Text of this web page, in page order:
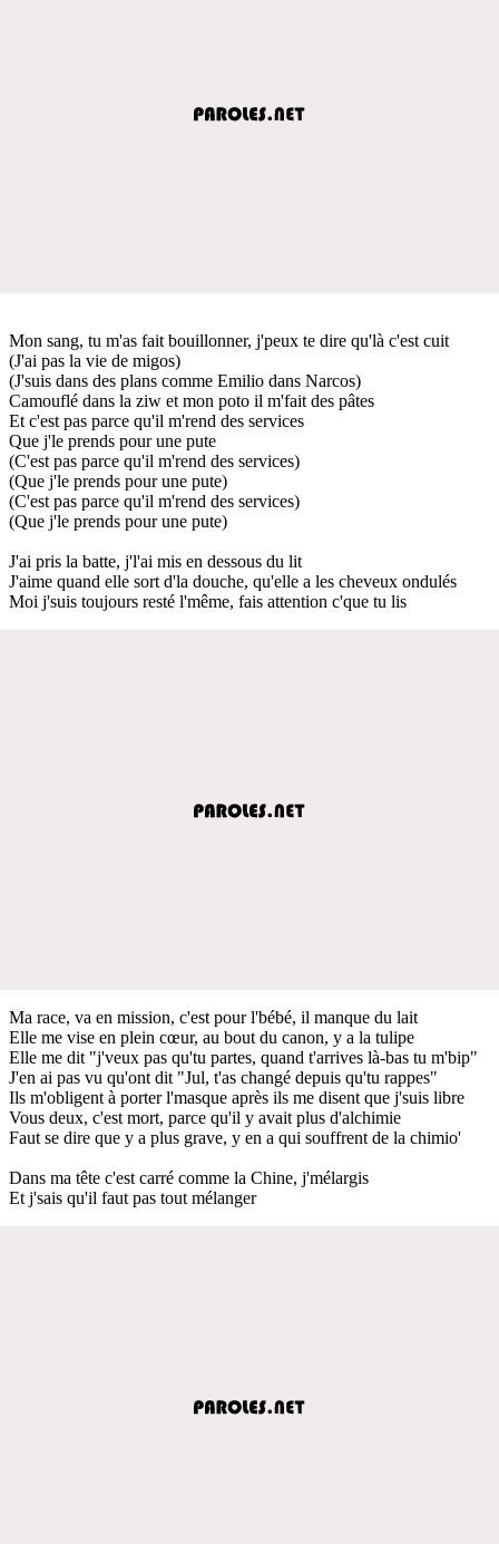
Mon sang, tu m'as fait bouillonner, j'peux te dire qu'là c'est cuit
(J'ai pas la vie de migos)
(J'suis dans des plans comme Emilio dans Narcos)
Camouflé dans la ziw et mon poto il m'fait des pâtes
Et c'est pas parce qu'il m'rend des services
Que j'le prends pour une pute
(C'est pas parce qu'il m'rend des services)
(Que j'le prends pour une pute)
(C'est pas parce qu'il m'rend des services)
(Que j'le prends pour une pute)
J'ai pris la batte, j'l'ai mis en dessous du lit
J'aime quand elle sort d'la douche, qu'elle a les cheveux ondulés
Moi j'suis toujours resté l'même, fais attention c'que tu lis
Ma race, va en mission, c'est pour l'bébé, il manque du lait
Elle me vise en plein cœur, au bout du canon, y a la tulipe
Elle me dit "j'veux pas qu'tu partes, quand t'arrives là-bas tu m'bip"
J'en ai pas vu qu'ont dit "Jul, t'as changé depuis qu'tu rappes"
Ils m'obligent à porter l'masque après ils me disent que j'suis libre
Vous deux, c'est mort, parce qu'il y avait plus d'alchimie
Faut se dire que y a plus grave, y en a qui souffrent de la chimio'
Dans ma tête c'est carré comme la Chine, j'mélargis
Et j'sais qu'il faut pas tout mélanger